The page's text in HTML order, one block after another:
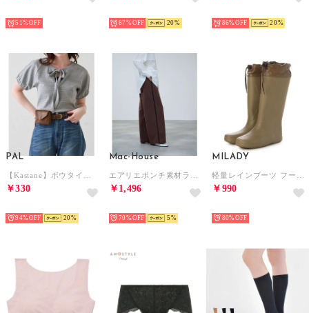
51% 87% 20 86% 20
PAL
￥330
94% 20
Mac-House
￥1,496
70% 5
MILADY
￥990
80%